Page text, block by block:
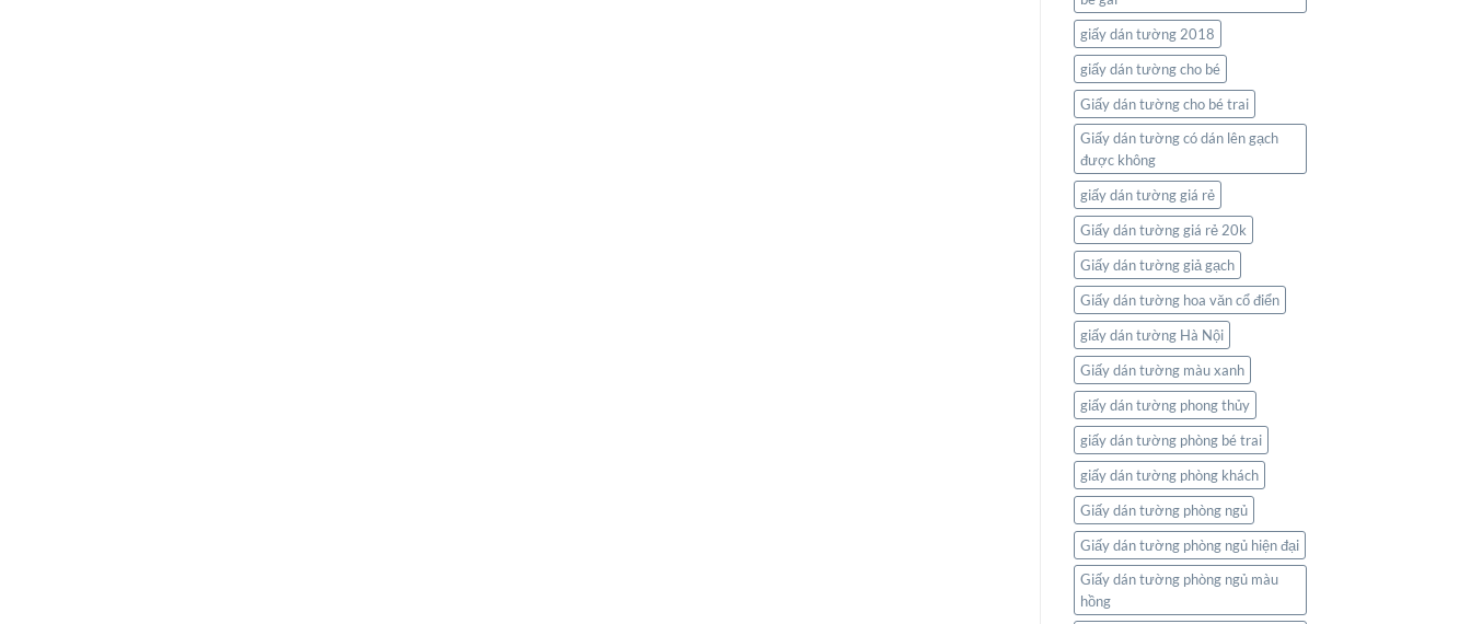
giấy dán tường 2018
giấy dán tường cho bé
Giấy dán tường cho bé trai
Giấy dán tường có dán lên gạch
được không
giấy dán tường giá rẻ
Giấy dán tường giá rẻ 20k
Giấy dán tường giả gạch
Giấy dán tường hoa văn cổ điển
giấy dán tường Hà Nội
Giấy dán tường màu xanh
giấy dán tường phong thủy
giấy dán tường phòng bé trai
giấy dán tường phòng khách
Giấy dán tường phòng ngủ
Giấy dán tường phòng ngủ hiện đại
Giấy dán tường phòng ngủ màu
hồng